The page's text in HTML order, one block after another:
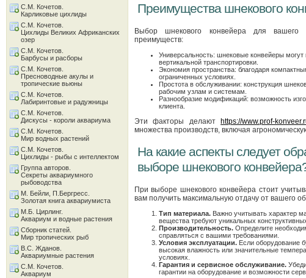
Преимущества шнекового
Выбор шнекового конвейера для вашего
преимуществ:
Универсальность: шнековые конвейеры могут
вертикальной транспортировки.
Экономия пространства: благодаря
ограниченных условиях.
Простота в обслуживании: конструкция
рабочим узлам и системам.
Разнообразие модификаций: возможность
клиента.
Эти факторы делают https://www.prof-
множества производств, включая
На какие аспекты следует
выборе шнекового
При выборе шнекового конвейера стоит
вам получить максимальную отдачу от вашего
Тип материала. Важно учитывать характер
вещества требуют уникальных
Производительность. Определите
справляться с вашими требованиями.
Условия эксплуатации. Если оборудование
высокая влажность или значительные
условиях.
Гарантия и сервисное обслуживание.
гарантии на оборудование и возможности
С.М. Кочетов.
Карликовые цихлиды
С.М. Кочетов.
Цихлиды Великих Африканских
озер
С.М. Кочетов.
Барбусы и расборы
С.М. Кочетов.
Пресноводные акулы и
тропические вьюны
С.М. Кочетов.
Лабиринтовые и радужницы
С.М. Кочетов.
Дискусы - короли аквариума
С.М. Кочетов.
Мир водных растений
С.М. Кочетов.
Цихлиды - рыбы с интеллектом
Группа авторов.
Секреты аквариумного
рыбоводства
М. Бейли, П.Бергресс.
Золотая книга аквариумиста
М.Б. Цирлинг.
Аквариум и водные растения
Сборник статей.
Мир тропических рыб
В.С. Жданов.
Аквариумные растения
С.М. Кочетов.
Аквариум